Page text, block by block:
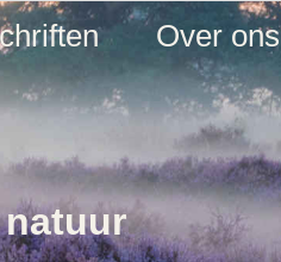
Over ons